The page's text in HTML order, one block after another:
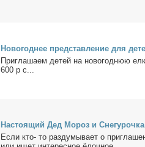
Но­во­год­нее пред­став­ле­ние для
При­гла­ша­ем де­тей на но­во­год­нюю
600 р с...
На­сто­я­щий Дед Мо­роз и
Ес­ли кто- то раз­ду­мы­ва­ет о